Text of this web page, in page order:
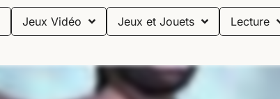
Jeux Vidéo Jeux et Jouets Lecture